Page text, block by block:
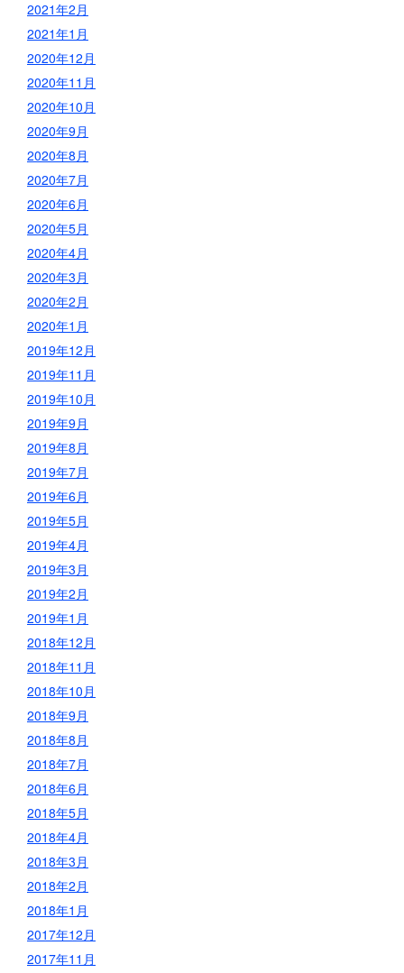
2021年2月
2021年1月
2020年12月
2020年11月
2020年10月
2020年9月
2020年8月
2020年7月
2020年6月
2020年5月
2020年4月
2020年3月
2020年2月
2020年1月
2019年12月
2019年11月
2019年10月
2019年9月
2019年8月
2019年7月
2019年6月
2019年5月
2019年4月
2019年3月
2019年2月
2019年1月
2018年12月
2018年11月
2018年10月
2018年9月
2018年8月
2018年7月
2018年6月
2018年5月
2018年4月
2018年3月
2018年2月
2018年1月
2017年12月
2017年11月